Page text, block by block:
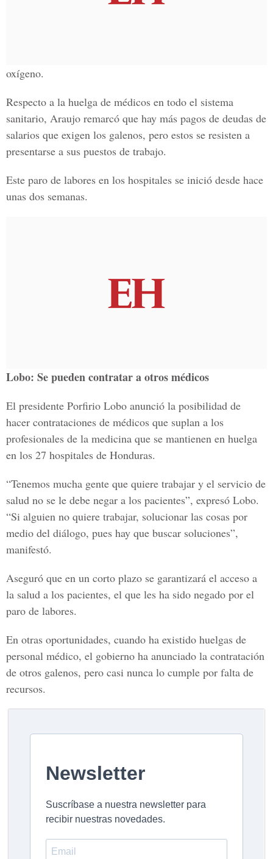
oxígeno.
Respecto a la huelga de médicos en todo el sistema
sanitario, Araujo remarcó que hay más pagos de deudas de
salarios que exigen los galenos, pero estos se resisten a
presentarse a sus puestos de trabajo.
Este paro de labores en los hospitales se inició desde hace
unas dos semanas.
Lobo: Se pueden contratar a otros médicos
El presidente Porfirio Lobo anunció la posibilidad de
hacer contrataciones de médicos que suplan a los
profesionales de la medicina que se mantienen en huelga
en los 27 hospitales de Honduras.
“Tenemos mucha gente que quiere trabajar y el servicio de
salud no se le debe negar a los pacientes”, expresó Lobo.
“Si alguien no quiere trabajar, solucionar las cosas por
medio del diálogo, pues hay que buscar soluciones”,
manifestó.
Aseguró que en un corto plazo se garantizará el acceso a
la salud a los pacientes, el que les ha sido negado por el
paro de labores.
En otras oportunidades, cuando ha existido huelgas de
personal médico, el gobierno ha anunciado la contratación
de otros galenos, pero casi nunca lo cumple por falta de
recursos.